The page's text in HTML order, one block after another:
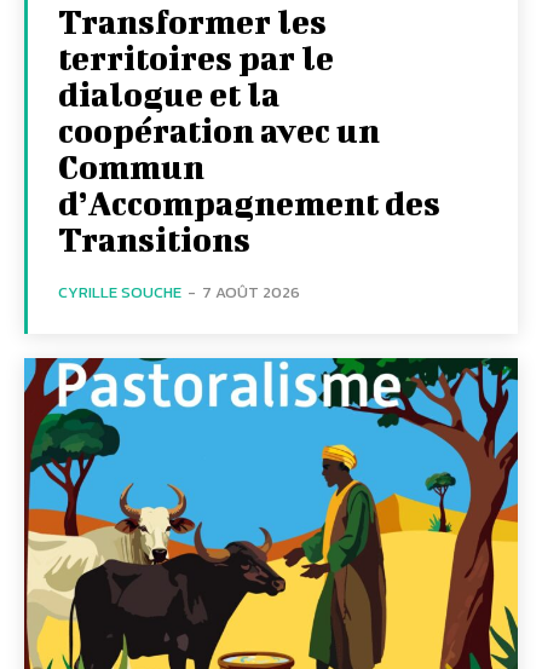
Transformer les
territoires par le
dialogue et la
coopération avec un
Commun
d’Accompagnement des
Transitions
CYRILLE SOUCHE - 7 AOÛT 2026